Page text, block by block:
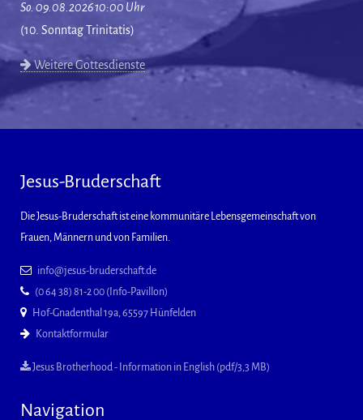
So. 09.08.2026 10:00 Uhr
(10. Sonntag Trinitatis)
Weitere Gottesdienste
Jesus-Bruderschaft
Die Jesus-Bruderschaft ist eine kommunitäre Lebensgemeinschaft von
Frauen, Männern und von Familien.
info@jesus-bruderschaft.de
(0 64 38) 81-2 00 (Info-Pavillon)
Hof-Gnadenthal 19a, 65597 Hünfelden
Kontaktformular
Jesus Brotherhood - Information in English (pdf/3,3 MB)
Navigation